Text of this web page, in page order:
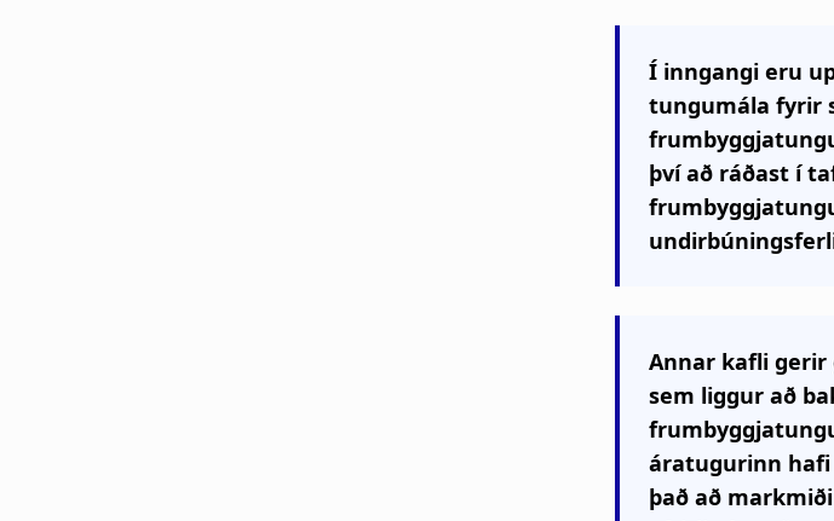
Í inngangi eru
tungumála fyrir
því að ráðast í
Annar kafli
sem liggur að
áratugurinn
það að